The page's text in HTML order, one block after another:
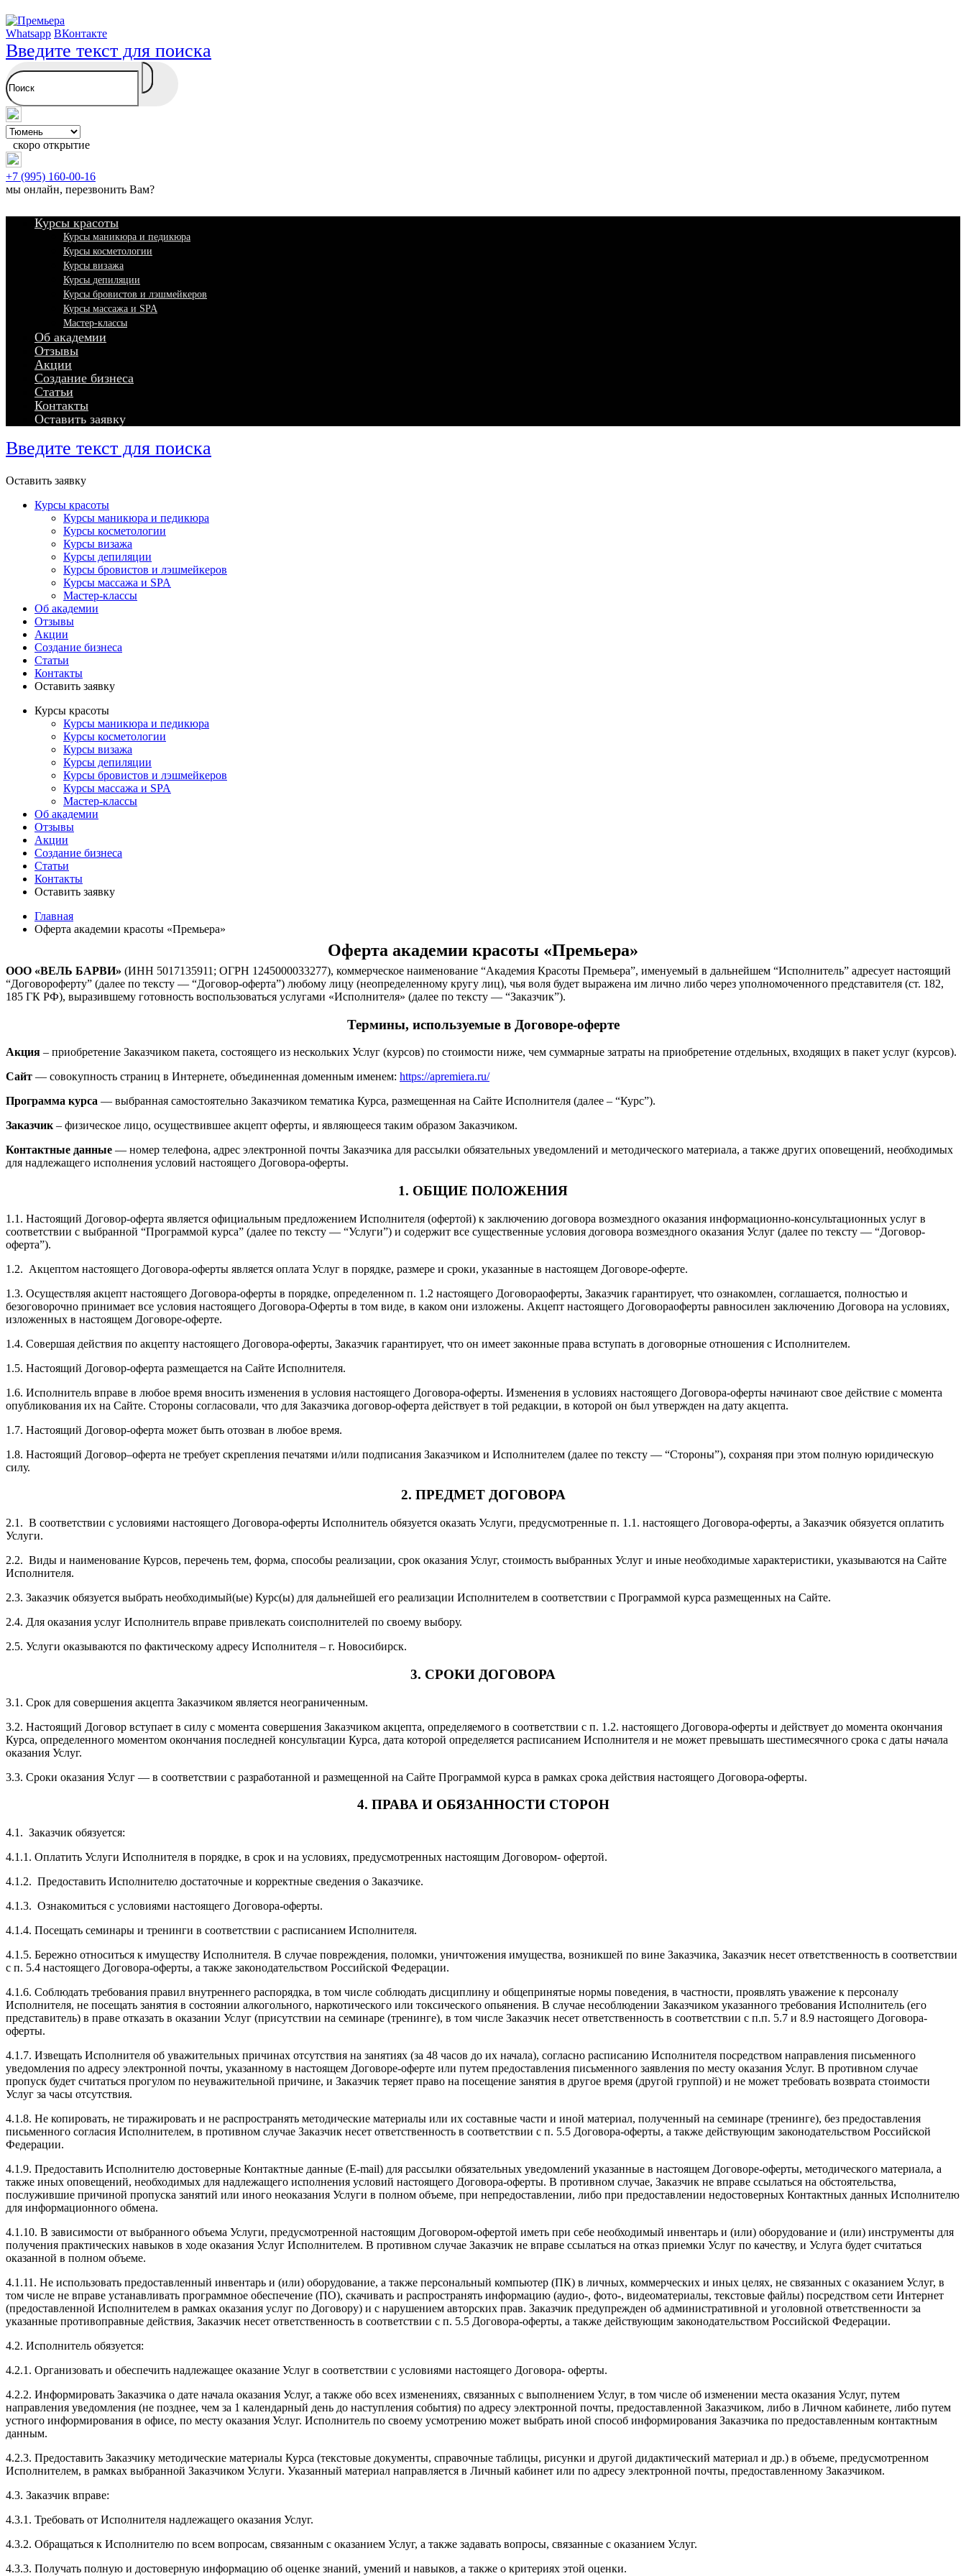
Whatsapp ВКонтакте
Введите текст для поиска
скоро открытие
+7 (995) 160-00-16
мы онлайн, перезвонить Вам?
Курсы красоты
Курсы маникюра и педикюра
Курсы косметологии
Курсы визажа
Курсы депиляции
Курсы бровистов и лэшмейкеров
Курсы массажа и SPA
Мастер-классы
Об академии
Отзывы
Акции
Создание бизнеса
Статьи
Контакты
Оставить заявку
Введите текст для поиска
Оставить заявку
Курсы красоты
Курсы маникюра и педикюра
Курсы косметологии
Курсы визажа
Курсы депиляции
Курсы бровистов и лэшмейкеров
Курсы массажа и SPA
Мастер-классы
Об академии
Отзывы
Акции
Создание бизнеса
Статьи
Контакты
Оставить заявку
Курсы красоты
Курсы маникюра и педикюра
Курсы косметологии
Курсы визажа
Курсы депиляции
Курсы бровистов и лэшмейкеров
Курсы массажа и SPA
Мастер-классы
Об академии
Отзывы
Акции
Создание бизнеса
Статьи
Контакты
Оставить заявку
Главная
Оферта академии красоты «Премьера»
Оферта академии красоты «Премьера»
ООО «ВЕЛЬ БАРВИ» (ИНН 5017135911; ОГРН 1245000033277), коммерческое наименование “Академия Красоты Премьера”, именуемый в дальнейшем “Исполнитель” адресует настоящий
“Договороферту” (далее по тексту — “Договор-оферта”) любому лицу (неопределенному кругу лиц), чья воля будет выражена им лично либо через уполномоченного представителя (ст. 182,
185 ГК РФ), выразившему готовность воспользоваться услугами «Исполнителя» (далее по тексту — “Заказчик”).
Термины, используемые в Договоре-оферте
Акция – приобретение Заказчиком пакета, состоящего из нескольких Услуг (курсов) по стоимости ниже, чем суммарные затраты на приобретение отдельных, входящих в пакет услуг (курсов).
Сайт — совокупность страниц в Интернете, объединенная доменным именем: https://apremiera.ru/
Программа курса — выбранная самостоятельно Заказчиком тематика Курса, размещенная на Сайте Исполнителя (далее – “Курс”).
Заказчик – физическое лицо, осуществившее акцепт оферты, и являющееся таким образом Заказчиком.
Контактные данные — номер телефона, адрес электронной почты Заказчика для рассылки обязательных уведомлений и методического материала, а также других оповещений, необходимых
для надлежащего исполнения условий настоящего Договора-оферты.
1. ОБЩИЕ ПОЛОЖЕНИЯ
1.1. Настоящий Договор-оферта является официальным предложением Исполнителя (офертой) к заключению договора возмездного оказания информационно-консультационных услуг в
соответствии с выбранной “Программой курса” (далее по тексту — “Услуги”) и содержит все существенные условия договора возмездного оказания Услуг (далее по тексту — “Договор-
оферта”).
1.2. Акцептом настоящего Договора-оферты является оплата Услуг в порядке, размере и сроки, указанные в настоящем Договоре-оферте.
1.3. Осуществляя акцепт настоящего Договора-оферты в порядке, определенном п. 1.2 настоящего Договораоферты, Заказчик гарантирует, что ознакомлен, соглашается, полностью и
безоговорочно принимает все условия настоящего Договора-Оферты в том виде, в каком они изложены. Акцепт настоящего Договораоферты равносилен заключению Договора на условиях,
изложенных в настоящем Договоре-оферте.
1.4. Совершая действия по акцепту настоящего Договора-оферты, Заказчик гарантирует, что он имеет законные права вступать в договорные отношения с Исполнителем.
1.5. Настоящий Договор-оферта размещается на Сайте Исполнителя.
1.6. Исполнитель вправе в любое время вносить изменения в условия настоящего Договора-оферты. Изменения в условиях настоящего Договора-оферты начинают свое действие с момента
опубликования их на Сайте. Стороны согласовали, что для Заказчика договор-оферта действует в той редакции, в которой он был утвержден на дату акцепта.
1.7. Настоящий Договор-оферта может быть отозван в любое время.
1.8. Настоящий Договор–оферта не требует скрепления печатями и/или подписания Заказчиком и Исполнителем (далее по тексту — “Стороны”), сохраняя при этом полную юридическую
силу.
2. ПРЕДМЕТ ДОГОВОРА
2.1. В соответствии с условиями настоящего Договора-оферты Исполнитель обязуется оказать Услуги, предусмотренные п. 1.1. настоящего Договора-оферты, а Заказчик обязуется оплатить
Услуги.
2.2. Виды и наименование Курсов, перечень тем, форма, способы реализации, срок оказания Услуг, стоимость выбранных Услуг и иные необходимые характеристики, указываются на Сайте
Исполнителя.
2.3. Заказчик обязуется выбрать необходимый(ые) Курс(ы) для дальнейшей его реализации Исполнителем в соответствии с Программой курса размещенных на Сайте.
2.4. Для оказания услуг Исполнитель вправе привлекать соисполнителей по своему выбору.
2.5. Услуги оказываются по фактическому адресу Исполнителя – г. Новосибирск.
3. СРОКИ ДОГОВОРА
3.1. Срок для совершения акцепта Заказчиком является неограниченным.
3.2. Настоящий Договор вступает в силу с момента совершения Заказчиком акцепта, определяемого в соответствии с п. 1.2. настоящего Договора-оферты и действует до момента окончания
Курса, определенного моментом окончания последней консультации Курса, дата которой определяется расписанием Исполнителя и не может превышать шестимесячного срока с даты начала
оказания Услуг.
3.3. Сроки оказания Услуг — в соответствии с разработанной и размещенной на Сайте Программой курса в рамках срока действия настоящего Договора-оферты.
4. ПРАВА И ОБЯЗАННОСТИ СТОРОН
4.1. Заказчик обязуется:
4.1.1. Оплатить Услуги Исполнителя в порядке, в срок и на условиях, предусмотренных настоящим Договором- офертой.
4.1.2. Предоставить Исполнителю достаточные и корректные сведения о Заказчике.
4.1.3. Ознакомиться с условиями настоящего Договора-оферты.
4.1.4. Посещать семинары и тренинги в соответствии с расписанием Исполнителя.
4.1.5. Бережно относиться к имуществу Исполнителя. В случае повреждения, поломки, уничтожения имущества, возникшей по вине Заказчика, Заказчик несет ответственность в соответствии
с п. 5.4 настоящего Договора-оферты, а также законодательством Российской Федерации.
4.1.6. Соблюдать требования правил внутреннего распорядка, в том числе соблюдать дисциплину и общепринятые нормы поведения, в частности, проявлять уважение к персоналу
Исполнителя, не посещать занятия в состоянии алкогольного, наркотического или токсического опьянения. В случае несоблюдении Заказчиком указанного требования Исполнитель (его
представитель) в праве отказать в оказании Услуг (присутствии на семинаре (тренинге), в том числе Заказчик несет ответственность в соответствии с п.п. 5.7 и 8.9 настоящего Договора-
оферты.
4.1.7. Извещать Исполнителя об уважительных причинах отсутствия на занятиях (за 48 часов до их начала), согласно расписанию Исполнителя посредством направления письменного
уведомления по адресу электронной почты, указанному в настоящем Договоре-оферте или путем предоставления письменного заявления по месту оказания Услуг. В противном случае
пропуск будет считаться прогулом по неуважительной причине, и Заказчик теряет право на посещение занятия в другое время (другой группой) и не может требовать возврата стоимости
Услуг за часы отсутствия.
4.1.8. Не копировать, не тиражировать и не распространять методические материалы или их составные части и иной материал, полученный на семинаре (тренинге), без предоставления
письменного согласия Исполнителем, в противном случае Заказчик несет ответственность в соответствии с п. 5.5 Договора-оферты, а также действующим законодательством Российской
Федерации.
4.1.9. Предоставить Исполнителю достоверные Контактные данные (E-mail) для рассылки обязательных уведомлений указанные в настоящем Договоре-оферты, методического материала, а
также иных оповещений, необходимых для надлежащего исполнения условий настоящего Договора-оферты. В противном случае, Заказчик не вправе ссылаться на обстоятельства,
послужившие причиной пропуска занятий или иного неоказания Услуги в полном объеме, при непредоставлении, либо при предоставлении недостоверных Контактных данных Исполнителю
для информационного обмена.
4.1.10. В зависимости от выбранного объема Услуги, предусмотренной настоящим Договором-офертой иметь при себе необходимый инвентарь и (или) оборудование и (или) инструменты для
получения практических навыков в ходе оказания Услуг Исполнителем. В противном случае Заказчик не вправе ссылаться на отказ приемки Услуг по качеству, и Услуга будет считаться
оказанной в полном объеме.
4.1.11. Не использовать предоставленный инвентарь и (или) оборудование, а также персональный компьютер (ПК) в личных, коммерческих и иных целях, не связанных с оказанием Услуг, в
том числе не вправе устанавливать программное обеспечение (ПО), скачивать и распространять информацию (аудио-, фото-, видеоматериалы, текстовые файлы) посредством сети Интернет
(предоставленной Исполнителем в рамках оказания услуг по Договору) и с нарушением авторских прав. Заказчик предупрежден об административной и уголовной ответственности за
указанные противоправные действия, Заказчик несет ответственность в соответствии с п. 5.5 Договора-оферты, а также действующим законодательством Российской Федерации.
4.2. Исполнитель обязуется:
4.2.1. Организовать и обеспечить надлежащее оказание Услуг в соответствии с условиями настоящего Договора- оферты.
4.2.2. Информировать Заказчика о дате начала оказания Услуг, а также обо всех изменениях, связанных с выполнением Услуг, в том числе об изменении места оказания Услуг, путем
направления уведомления (не позднее, чем за 1 календарный день до наступления события) по адресу электронной почты, предоставленной Заказчиком, либо в Личном кабинете, либо путем
устного информирования в офисе, по месту оказания Услуг. Исполнитель по своему усмотрению может выбрать иной способ информирования Заказчика по предоставленным контактным
данным.
4.2.3. Предоставить Заказчику методические материалы Курса (текстовые документы, справочные таблицы, рисунки и другой дидактический материал и др.) в объеме, предусмотренном
Исполнителем, в рамках выбранной Заказчиком Услуги. Указанный материал направляется в Личный кабинет или по адресу электронной почты, предоставленному Заказчиком.
4.3. Заказчик вправе:
4.3.1. Требовать от Исполнителя надлежащего оказания Услуг.
4.3.2. Обращаться к Исполнителю по всем вопросам, связанным с оказанием Услуг, а также задавать вопросы, связанные с оказанием Услуг.
4.3.3. Получать полную и достоверную информацию об оценке знаний, умений и навыков, а также о критериях этой оценки.